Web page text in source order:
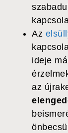
Az
ideje
az